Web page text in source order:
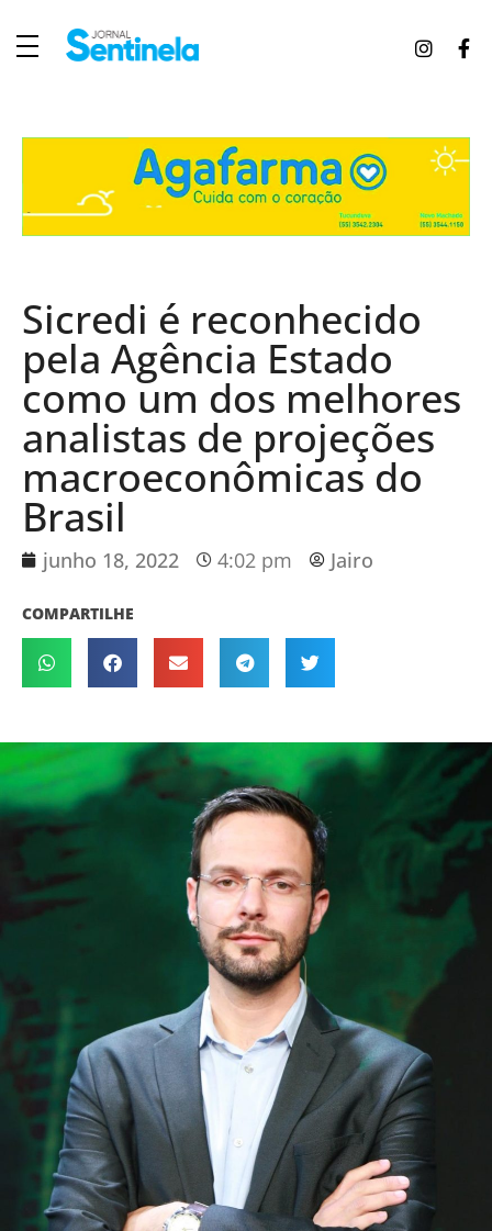
Sicredi é reconhecido
pela Agência Estado
como um dos melhores
analistas de projeções
macroeconômicas do
Brasil
junho 18, 2022 4:02 pm Jairo
COMPARTILHE